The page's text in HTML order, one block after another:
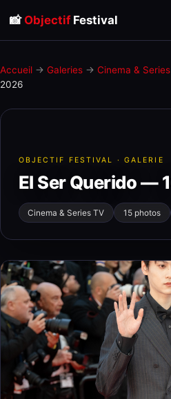
📸 ObjectifFestival
Accueil → Galeries → Cinema &
2026
OBJECTIF FESTIVAL · GALERIE
El Ser Querido —
Cinema & Series TV 15 photos